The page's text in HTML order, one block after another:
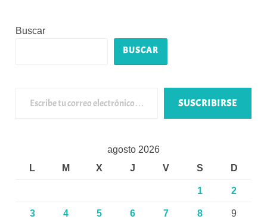
Buscar
BUSCAR
SUSCRIBIRSE
agosto 2026
L
M X J V S D
1 2
3 4 5 6 7 8 9